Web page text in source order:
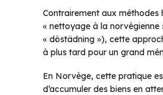
Contrairement aux
« nettoyage à la norvégienne
« döstädning »), cette
à plus tard pour un grand
En Norvège, cette pratique
d’accumuler des biens en